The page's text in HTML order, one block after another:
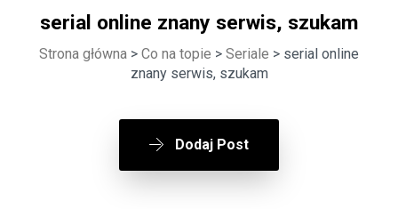
serial online znany serwis, szukam
Strona główna > Co na topie > Seriale > serial online
znany serwis, szukam
Dodaj Post